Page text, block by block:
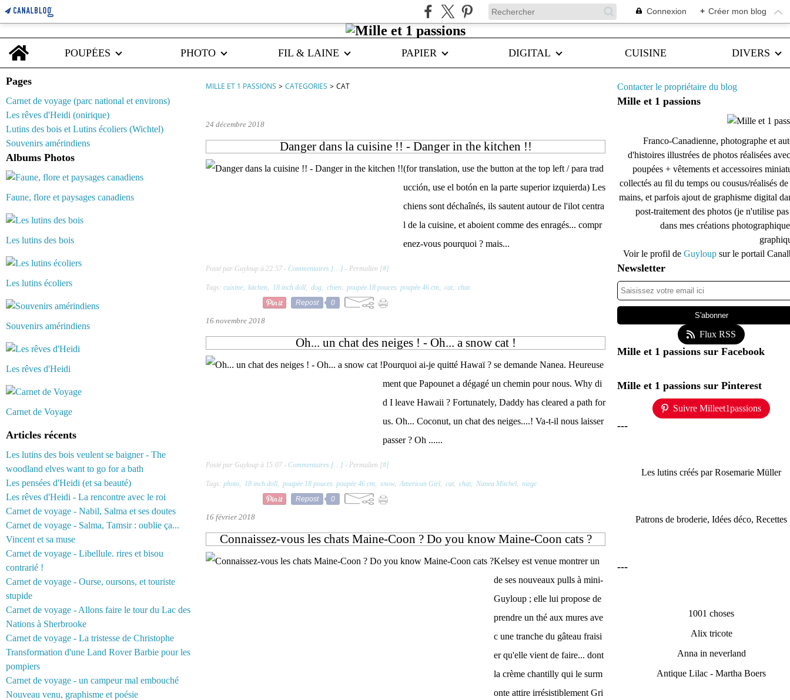
Connexion + Créer mon blog
Home
POUPÉES
PHOTO FIL & LAINE PAPIER DIGITAL CUISINE DIVERS
Pages
Carnet de voyage (parc national et environs)
Les rêves d'Heidi (onirique)
Lutins des bois et Lutins écoliers (Wichtel)
Souvenirs amérindiens
Albums Photos
Faune, flore et paysages canadiens
Les lutins des bois
Les lutins écoliers
Souvenirs amérindiens
Les rêves d'Heidi
Carnet de Voyage
Articles récents
Les lutins des bois veulent se baigner - The
woodland elves want to go for a bath
Les pensées d'Heidi (et sa beauté)
Les rêves d'Heidi - La rencontre avec le roi
Carnet de voyage - Nabil, Salma et ses doutes
Carnet de voyage - Salma, Tamsir : oublie ça...
Vincent et sa muse
Carnet de voyage - Libellule. rires et bisou
contrarié !
Carnet de voyage - Ourse, oursons, et touriste
stupide
Carnet de voyage - Allons faire le tour du Lac des
Nations à Sherbrooke
Carnet de voyage - La tristesse de Christophe
Transformation d'une Land Rover Barbie pour les
pompiers
Carnet de voyage - un campeur mal embouché
Nouveau venu, graphisme et poésie
MILLE ET 1 PASSIONS > CATEGORIES > CAT
24 décembre 2018
Danger dans la cuisine !! - Danger in the kitchen !!
(for translation, use the button at the top left / para trad
ucción, use el botón en la parte superior izquierda) Les
chiens sont déchaînés, ils sautent autour de l'ilot centra
l de la cuisine, et aboient comme des enragés... compr
enez-vous pourquoi ? mais...
Posté par Guyloup à 22:57 - Commentaires [… ] - Permalien [#]
Tags: cuisine, kitchen, 18 inch doll, dog, chien, poupée 18 pouces. poupée 46 cm, cat, chat
Repost
0
16 novembre 2018
Oh... un chat des neiges ! - Oh... a snow cat !
Pourquoi ai-je quitté Hawaï ? se demande Nanea. Heureuse
ment que Papounet a dégagé un chemin pour nous. Why di
d I leave Hawaii ? Fortunately, Daddy has cleared a path for
us. Oh... Coconut, un chat des neiges....! Va-t-il nous laisser
passer ? Oh ......
Posté par Guyloup à 15:07 - Commentaires [… ] - Permalien [#]
Tags: photo, 18 inch doll, poupée 18 pouces. poupée 46 cm, snow, American Girl, cat, chat, Nanea Mitchel, niege
Repost
0
16 février 2018
Connaissez-vous les chats Maine-Coon ? Do you know Maine-Coon cats ?
Kelsey est venue montrer un
de ses nouveaux pulls à mini-
Guyloup ; elle lui propose de
prendre un thé aux mures ave
c une tranche du gâteau fraisi
er qu'elle vient de faire... dont
la crème chantilly qui le surm
onte attire irrésistiblement Gri
Contacter le propriétaire du blog
Mille et 1 passions
Franco-Canadienne, photographe et
d'histoires illustrées de photos réalisées
poupées + vêtements et accessoires
collectés au fil du temps ou cousus/réalisés de
mains, et parfois ajout de graphisme digital
post-traitement des photos (je n'utilise
dans mes créations
Voir le profil de Guyloup sur le portail
Newsletter
Flux RSS
Mille et 1 passions sur Facebook
Mille et 1 passions sur Pinterest
Suivre Milleet1passions
---
Les lutins créés par Rosemarie Müller
Patrons de broderie, Idées déco, Recettes
---
1001 choses
Alix tricote
Anna in neverland
Antique Lilac - Martha Boers